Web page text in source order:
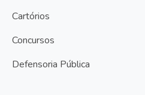
Cartórios
Concursos
Defensoria Pública